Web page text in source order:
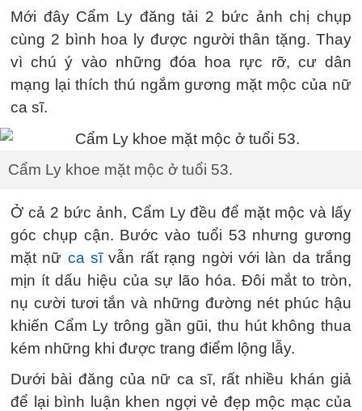
Mới đây Cẩm Ly đăng tải 2 bức ảnh chị chụp
cùng 2 bình hoa ly được người thân tặng. Thay
vì chú ý vào những đóa hoa rực rỡ, cư dân
mạng lại thích thú ngắm gương mặt mộc của nữ
ca sĩ.
Cẩm Ly khoe mặt mộc ở tuổi 53.
Ở cả 2 bức ảnh, Cẩm Ly đều để mặt mộc và lấy
góc chụp cận. Bước vào tuổi 53 nhưng gương
mặt nữ ca sĩvẫn rất rạng ngời với làn da trắng
mịn ít dấu hiệu của sự lão hóa. Đôi mắt to tròn,
nụ cười tươi tắn và những đường nét phúc hậu
khiến Cẩm Ly trông gần gũi, thu hút không thua
kém những khi được trang điểm lộng lẫy.
Dưới bài đăng của nữ ca sĩ, rất nhiều khán giả
để lại bình luận khen ngợi vẻ đẹp mộc mạc của